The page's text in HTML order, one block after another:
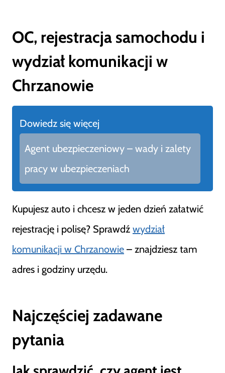
OC, rejestracja samochodu i
wydział komunikacji w
Chrzanowie
Dowiedz się więcej
Agent ubezpieczeniowy – wady i zalety
pracy w ubezpieczeniach
Kupujesz auto i chcesz w jeden dzień załatwić
rejestrację i polisę? Sprawdź wydział
komunikacji w Chrzanowie – znajdziesz tam
adres i godziny urzędu.
Najczęściej zadawane
pytania